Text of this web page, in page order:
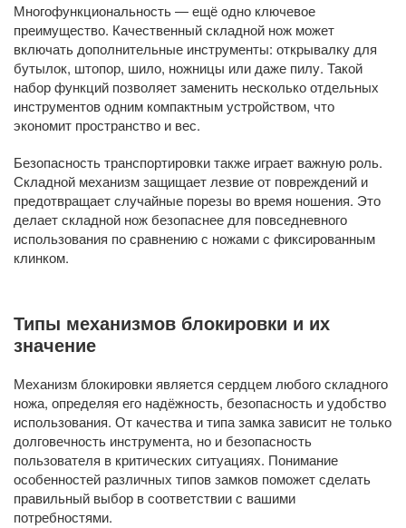
Многофункциональность — ещё одно ключевое
преимущество. Качественный складной нож может
включать дополнительные инструменты: открывалку для
бутылок, штопор, шило, ножницы или даже пилу. Такой
набор функций позволяет заменить несколько отдельных
инструментов одним компактным устройством, что
экономит пространство и вес.
Безопасность транспортировки также играет важную роль.
Складной механизм защищает лезвие от повреждений и
предотвращает случайные порезы во время ношения. Это
делает складной нож безопаснее для повседневного
использования по сравнению с ножами с фиксированным
клинком.
Типы механизмов блокировки и их
значение
Механизм блокировки является сердцем любого складного
ножа, определяя его надёжность, безопасность и удобство
использования. От качества и типа замка зависит не только
долговечность инструмента, но и безопасность
пользователя в критических ситуациях. Понимание
особенностей различных типов замков поможет сделать
правильный выбор в соответствии с вашими
потребностями.